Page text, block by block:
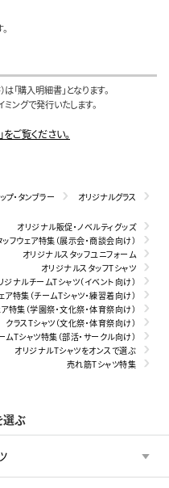
「購入明細書」となります。
ングで発行いたします。
ご覧ください。
プ・タンブラー オリジナルグラス
オリジナル販促・ノベルティグッズ
フウェア特集（展示会・商談会向け）
オリジナルスタッフユニフォーム
オリジナルスタッフTシャツ
ジナルチームTシャツ（イベント向け）
ア特集（チームTシャツ・練習着向け）
特集（学園祭・文化祭・体育祭向け）
クラスTシャツ（文化祭・体育祭向け）
ムTシャツ特集（部活・サークル向け）
オリジナルTシャツをオンスで選ぶ
売れ筋Tシャツ特集
選ぶ